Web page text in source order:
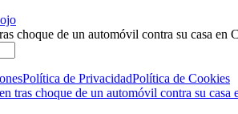
choque de un automóvil contra su casa en
Política de PrivacidadPolítica de Cookies